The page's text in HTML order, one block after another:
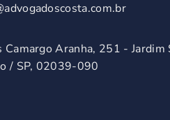
Camargo Aranha, 251 - Jardim
/ SP, 02039-090